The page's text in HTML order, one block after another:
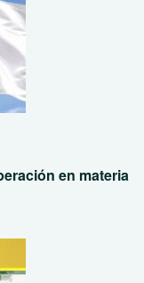
en materia